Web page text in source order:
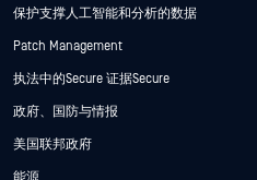
保护支撑人工智能和分析的数据
Patch Management
执法中的Secure 证据Secure
政府、国防与情报
美国联邦政府